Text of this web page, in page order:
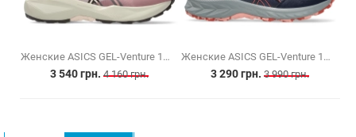
Женские ASICS GEL-Venture 11 (1012B933-700)
3 540 грн. 4 160 грн.
Женские ASICS GEL-Venture 10 (1012B759-402)
3 290 грн. 3 990 грн.